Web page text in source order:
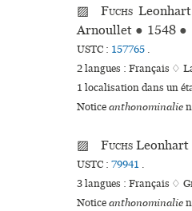
▨ Fuchs Leonhart
Arnoullet ● 1548 ●
USTC : 157765 .
2 langues : Français ♢
1 localisation dans un
Noticeanthonominalie
▨ Fuchs Leonhart
USTC : 79941 .
3 langues : Français ♢
Noticeanthonominalie